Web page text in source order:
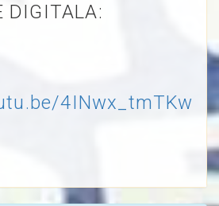
DIGITALA:
4INwx_tmTKw